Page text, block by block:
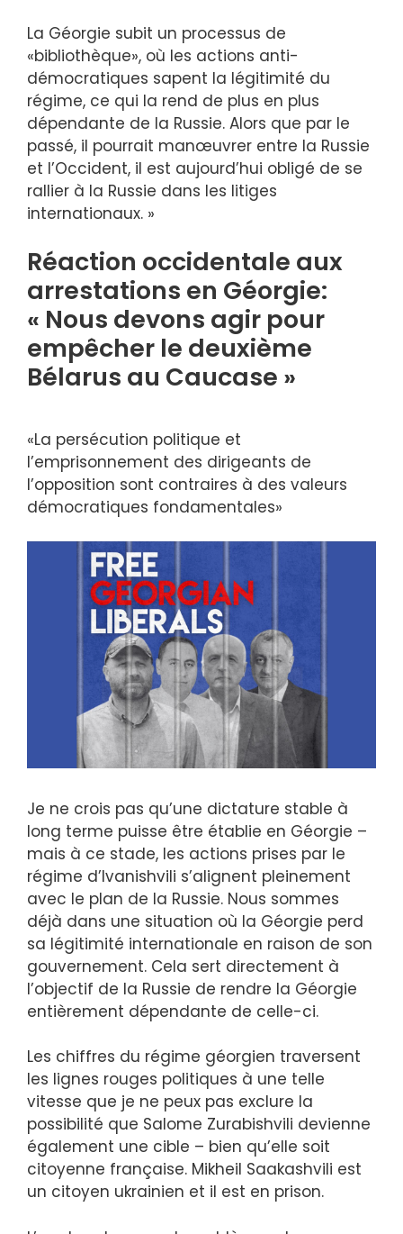
La Géorgie subit un processus de
«bibliothèque», où les actions anti-
démocratiques sapent la légitimité du
régime, ce qui la rend de plus en plus
dépendante de la Russie. Alors que par le
passé, il pourrait manœuvrer entre la Russie
et l’Occident, il est aujourd’hui obligé de se
rallier à la Russie dans les litiges
internationaux. »
Réaction occidentale aux
arrestations en Géorgie:
« Nous devons agir pour
empêcher le deuxième
Bélarus au Caucase »
«La persécution politique et
l’emprisonnement des dirigeants de
l’opposition sont contraires à des valeurs
démocratiques fondamentales»
Je ne crois pas qu’une dictature stable à
long terme puisse être établie en Géorgie –
mais à ce stade, les actions prises par le
régime d’Ivanishvili s’alignent pleinement
avec le plan de la Russie. Nous sommes
déjà dans une situation où la Géorgie perd
sa légitimité internationale en raison de son
gouvernement. Cela sert directement à
l’objectif de la Russie de rendre la Géorgie
entièrement dépendante de celle-ci.
Les chiffres du régime géorgien traversent
les lignes rouges politiques à une telle
vitesse que je ne peux pas exclure la
possibilité que Salome Zurabishvili devienne
également une cible – bien qu’elle soit
citoyenne française. Mikheil Saakashvili est
un citoyen ukrainien et il est en prison.